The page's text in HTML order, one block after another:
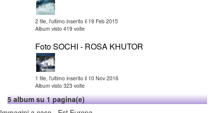
2 file, l'ultimo inserito il 19 Feb 2015
Album visto 419 volte
Foto SOCHI - ROSA KHUTOR
1 file, l'ultimo inserito il 10 Nov 2016
Album visto 323 volte
5 album su 1 pagina(e)